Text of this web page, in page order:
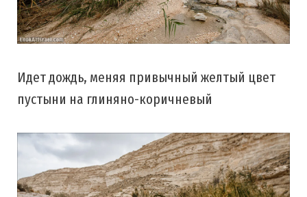
Идет дождь, меняя привычный желтый цвет
пустыни на глиняно-коричневый